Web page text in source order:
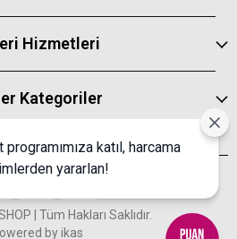
Hizmetleri
Kategoriler
| Tüm Hakları Saklıdır.
by ikas
katıl, harcama
yararlan!